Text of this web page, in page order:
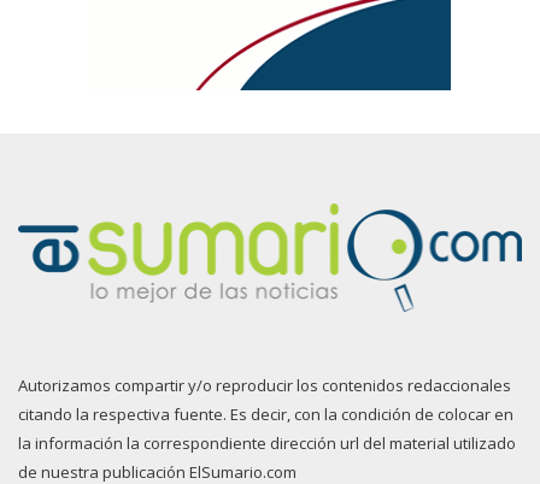
Autorizamos compartir y/o reproducir los contenidos redaccionales
citando la respectiva fuente. Es decir, con la condición de colocar en
la información la correspondiente dirección url del material utilizado
de nuestra publicación ElSumario.com